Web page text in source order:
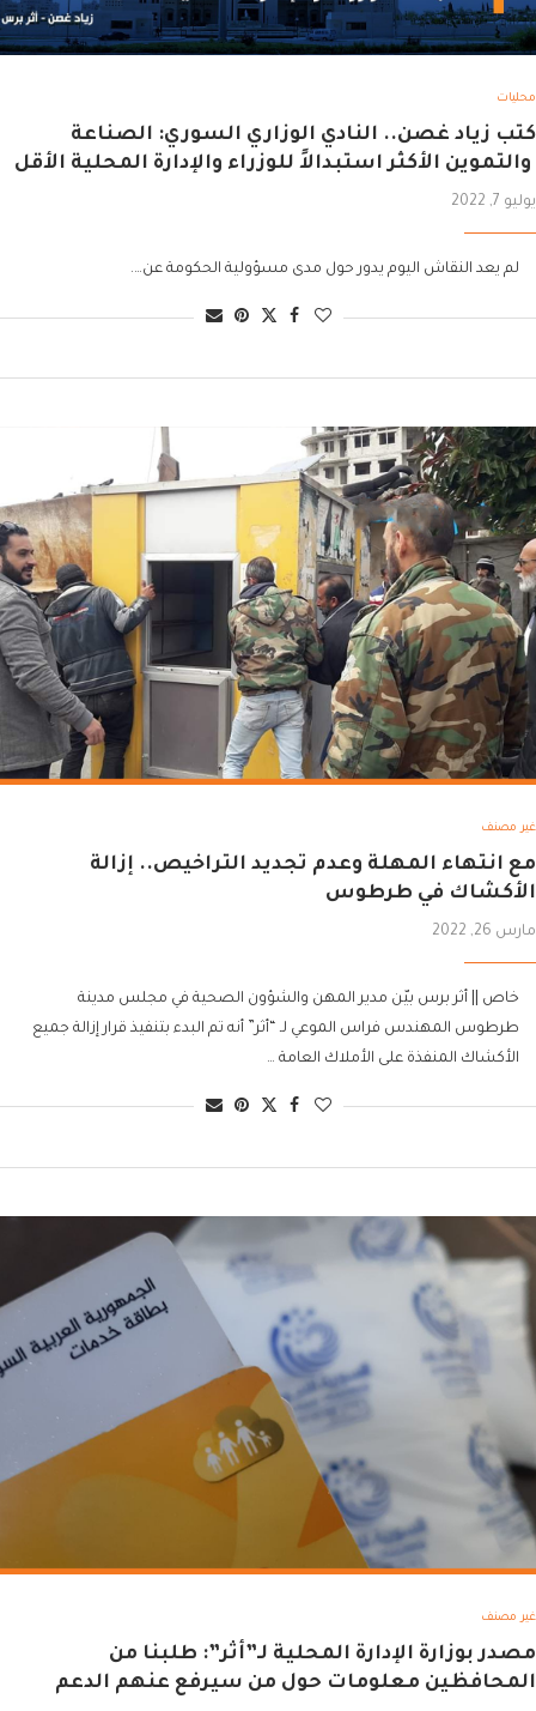
محليات
كتب زياد غصن.. النادي الوزاري السوري: الصناعة
والتموين الأكثر استبدالاً للوزراء والإدارة المحلية الأقل
يوليو 7, 2022
لم يعد النقاش اليوم يدور حول مدى مسؤولية الحكومة عن….
غير مصنف
مع انتهاء المهلة وعدم تجديد التراخيص.. إزالة
الأكشاك في طرطوس
مارس 26, 2022
خاص || أثر برس بيّن مدير المهن والشؤون الصحية في مجلس مدينة
طرطوس المهندس فراس الموعي لـ “أثر” أنه تم البدء بتنفيذ قرار إزالة جميع
الأكشاك المنفذة على الأملاك العامة …
غير مصنف
مصدر بوزارة الإدارة المحلية لـ”أثر”: طلبنا من
المحافظين معلومات حول من سيرفع عنهم الدعم